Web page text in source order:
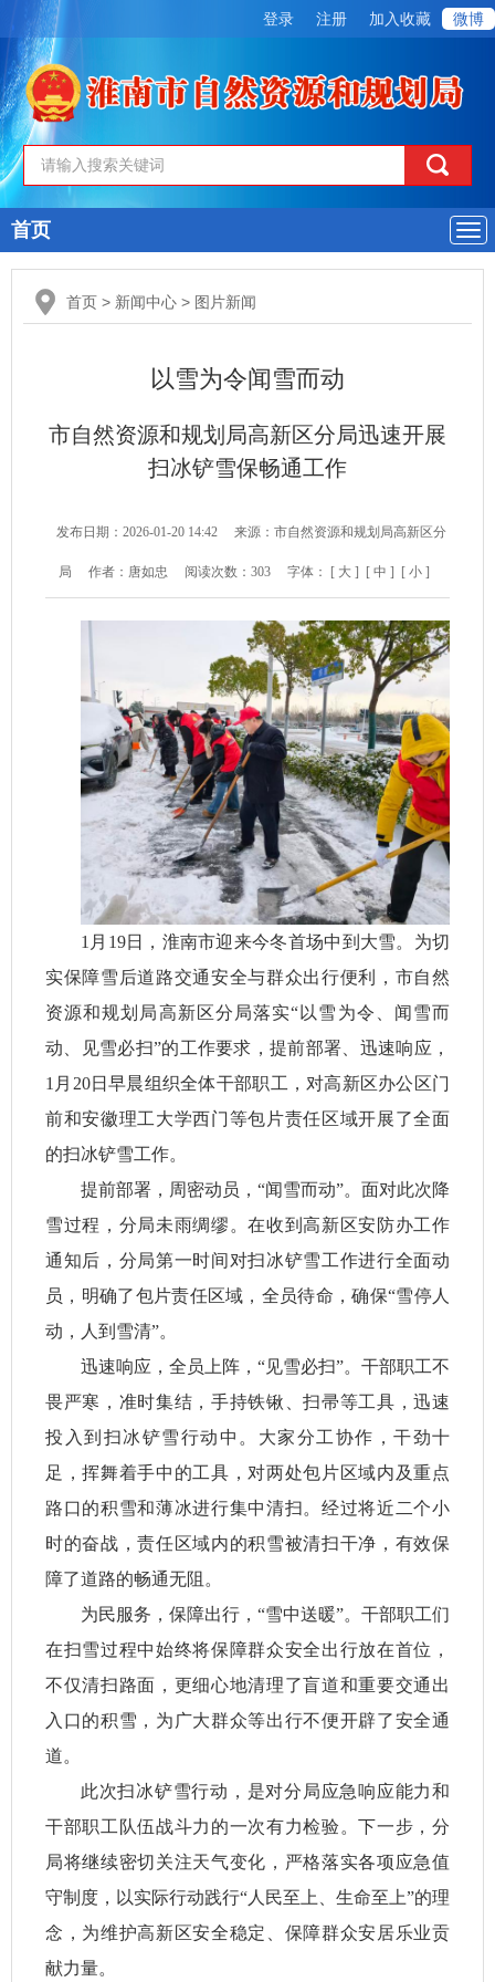
登录 注册 加入收藏 微博
导
航
首页
首页 > 新闻中心 > 图片新闻
以雪为令闻雪而动
市自然资源和规划局高新区分局迅速开展
扫冰铲雪保畅通工作
发布日期：2026-01-20 14:42 来源：市自然资源和规划局高新区分
局 作者：唐如忠 阅读次数： 303 字体： [ 大 ] [ 中 ] [ 小 ]
1月19日，淮南市迎来今冬首场中到大雪。为切
实保障雪后道路交通安全与群众出行便利，市自然
资源和规划局高新区分局落实“以雪为令、闻雪而
动、见雪必扫”的工作要求，提前部署、迅速响应，
1月20日早晨组织全体干部职工，对高新区办公区门
前和安徽理工大学西门等包片责任区域开展了全面
的扫冰铲雪工作。
提前部署，周密动员，“闻雪而动”。面对此次降
雪过程，分局未雨绸缪。在收到高新区安防办工作
通知后，分局第一时间对扫冰铲雪工作进行全面动
员，明确了包片责任区域，全员待命，确保“雪停人
动，人到雪清”。
迅速响应，全员上阵，“见雪必扫”。干部职工不
畏严寒，准时集结，手持铁锹、扫帚等工具，迅速
投入到扫冰铲雪行动中。大家分工协作，干劲十
足，挥舞着手中的工具，对两处包片区域内及重点
路口的积雪和薄冰进行集中清扫。经过将近二个小
时的奋战，责任区域内的积雪被清扫干净，有效保
障了道路的畅通无阻。
为民服务，保障出行，“雪中送暖”。干部职工们
在扫雪过程中始终将保障群众安全出行放在首位，
不仅清扫路面，更细心地清理了盲道和重要交通出
入口的积雪，为广大群众等出行不便开辟了安全通
道。
此次扫冰铲雪行动，是对分局应急响应能力和
干部职工队伍战斗力的一次有力检验。下一步，分
局将继续密切关注天气变化，严格落实各项应急值
守制度，以实际行动践行“人民至上、生命至上”的理
念，为维护高新区安全稳定、保障群众安居乐业贡
献力量。